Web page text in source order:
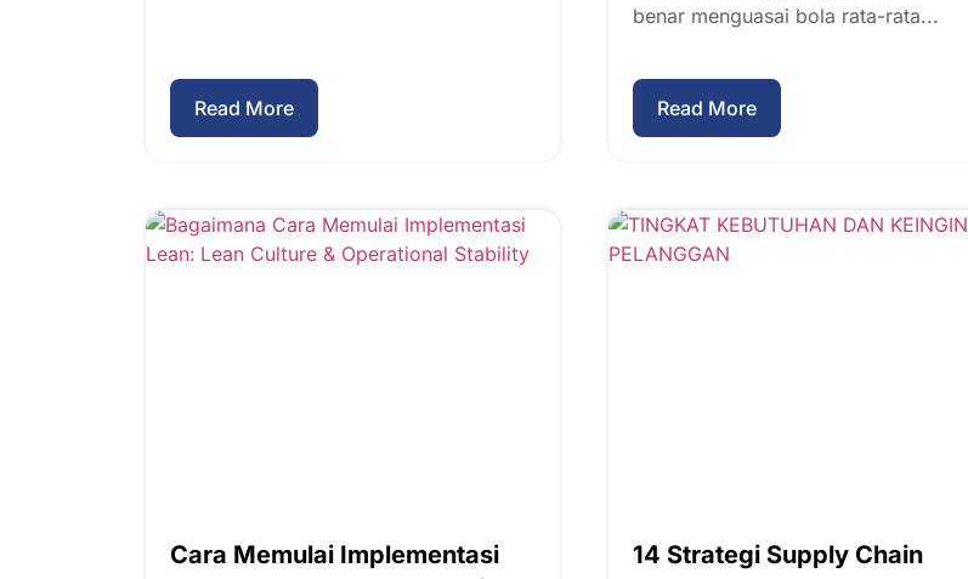
Read More
benar menguasai bola rata-rata...
Read More
Cara Memulai Implementasi
14 Strategi Supply Chain